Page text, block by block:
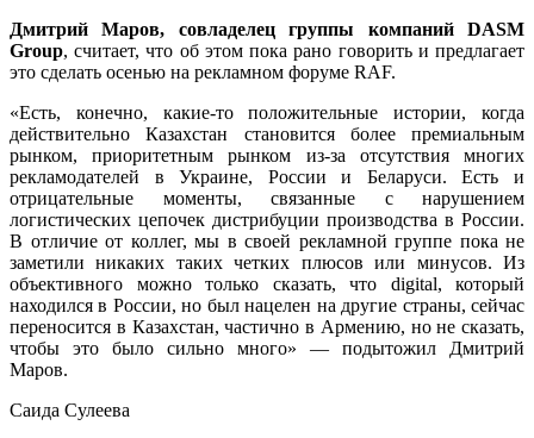
Дмитрий Маров, совладелец группы компаний DASM
Group, считает, что об этом пока рано говорить и предлагает
это сделать осенью на рекламном форуме RAF.
«Есть, конечно, какие-то положительные истории, когда
действительно Казахстан становится более премиальным
рынком, приоритетным рынком из-за отсутствия многих
рекламодателей в Украине, России и Беларуси. Есть и
отрицательные моменты, связанные с нарушением
логистических цепочек дистрибуции производства в России.
В отличие от коллег, мы в своей рекламной группе пока не
заметили никаких таких четких плюсов или минусов. Из
объективного можно только сказать, что digital, который
находился в России, но был нацелен на другие страны, сейчас
переносится в Казахстан, частично в Армению, но не сказать,
чтобы это было сильно много» — подытожил Дмитрий
Маров.
Саида Сулеева